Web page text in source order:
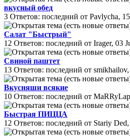
вкусный обед
3 Ответов: последний от Pavlycha,
Салат "Быстрый"
12 Ответов: последний от Irager, 03
Свиной паштет
13 Ответов: последний от
Вкусняши всякие
10 Ответов: последний от
Быстрая ПИЦЦА
12 Ответов: последний от Stariy